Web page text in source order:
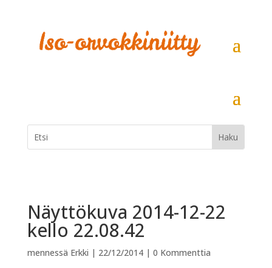
Näyttökuva 2014-12-22
kello 22.08.42
mennessä Erkki | 22/12/2014| 0 Kommenttia